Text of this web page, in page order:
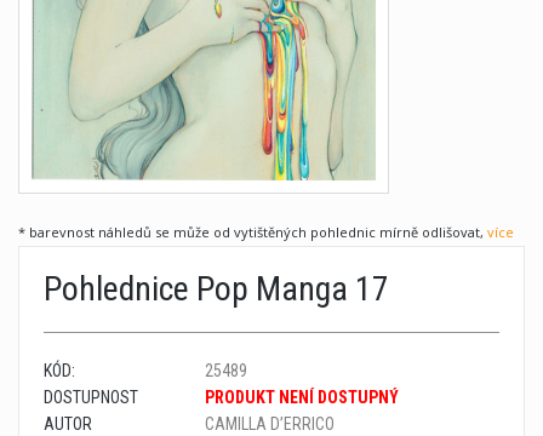
* barevnost náhledů se může od vytištěných pohlednic mírně odlišovat, více
Pohlednice Pop Manga 17
KÓD:
25489
DOSTUPNOST
PRODUKT NENÍ DOSTUPNÝ
AUTOR
CAMILLA D’ERRICO